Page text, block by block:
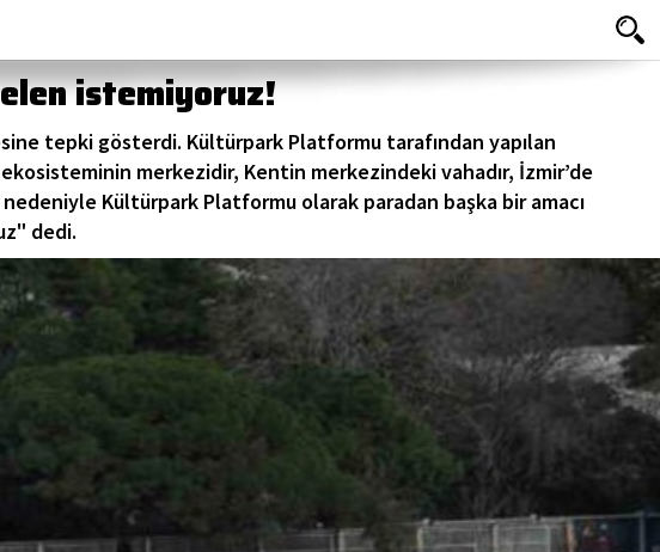
istemiyoruz!
tepki gösterdi. Kültürpark Platformu tarafından yapılan
merkezidir, Kentin merkezindeki vahadır, İzmir’de
Kültürpark Platformu olarak paradan başka bir amacı
dedi.